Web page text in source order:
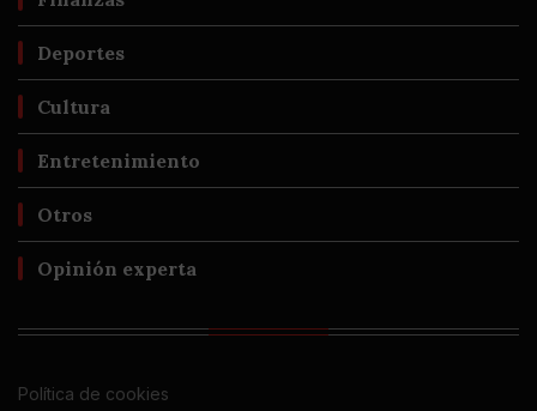
Deportes
Cultura
Entretenimiento
Otros
Opinión experta
Política de cookies